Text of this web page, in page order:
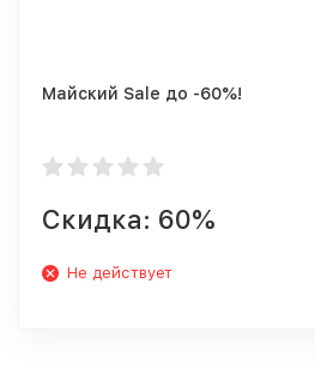
Майский Sale до -60%!
Скидка: 60%
Не действует